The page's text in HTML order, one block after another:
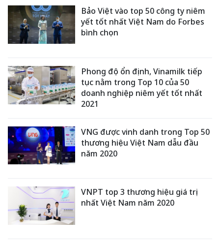
Bảo Việt vào top 50 công ty niêm
yết tốt nhất Việt Nam do Forbes
bình chọn
Phong độ ổn định, Vinamilk tiếp
tục nằm trong Top 10 của 50
doanh nghiệp niêm yết tốt nhất
2021
VNG được vinh danh trong Top 50
thương hiệu Việt Nam dẫu đầu
năm 2020
VNPT top 3 thương hiệu giá trị
nhất Việt Nam năm 2020